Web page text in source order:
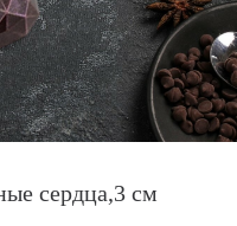
сердца,3 см